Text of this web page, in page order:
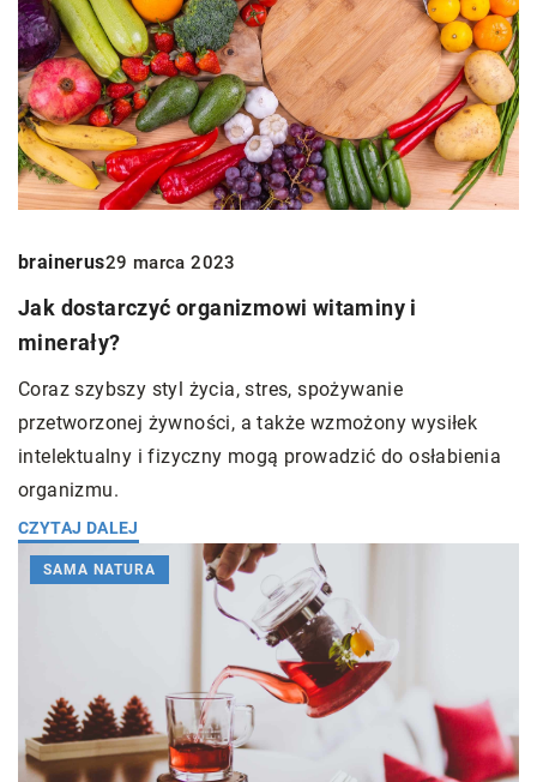
brainerus29 marca 2023
Jak dostarczyć organizmowi witaminy i
minerały?
Coraz szybszy styl życia, stres, spożywanie
przetworzonej żywności, a także wzmożony wysiłek
intelektualny i fizyczny mogą prowadzić do osłabienia
organizmu.
CZYTAJ DALEJ
SAMA NATURA